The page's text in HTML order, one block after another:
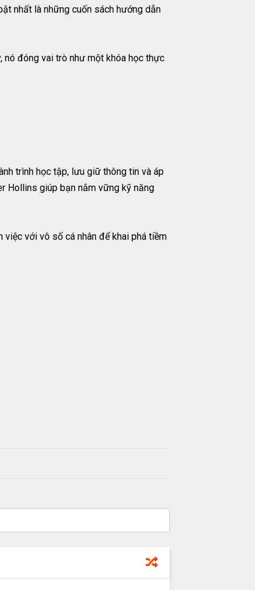
nhất là những cuốn sách hướng dẫn
nó đóng vai trò như một khóa học thực
trình học tập, lưu giữ thông tin và áp
Hollins giúp bạn nắm vững kỹ năng
với vô số cá nhân để khai phá tiềm